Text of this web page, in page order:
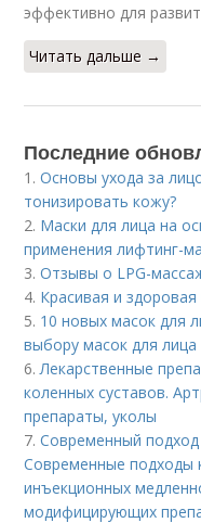
эффективно для
Читать дальше →
Последние
1.Основы ухода за
тонизировать кожу?
2. Маски для лица на
применения лифтинг-
3.Отзывы о LPG-
4. Красивая и
5. 10 новых масок для
выбору масок для лица
6.Лекарственные
коленных суставов.
препараты, уколы
7.Современный
Современные подходы
инъекционных
модифицирующих